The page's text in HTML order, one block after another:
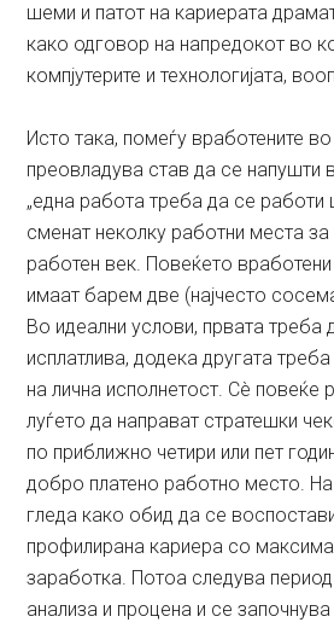
шеми и патот на кариерата
како одговор на напредокот во
компјутерите и технологијата,
Исто така, помеѓу вработените
преовладува став да се напушти
„една работа треба да се работи
сменат неколку работни места
работен век. Повеќето
имаат барем две (најчесто
Во идеални услови, првата треба
исплатлива, додека другата
на лична исполнетост. Сè повеќе
луѓето да направат стратешки
по приближно четири или пет
добро платено работно место.
гледа како обид да се
профилирана кариера со
заработка. Потоа следува
анализа и процена и се